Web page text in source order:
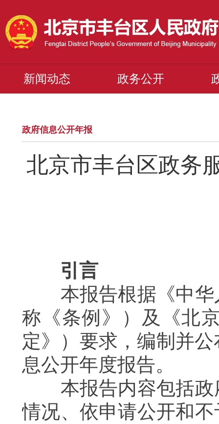
新闻动态 政务公开
政府信息公开年报
北京市丰台区政务
引言
本报告根据《中华
称《条例》） 及《北
定》）要求，编制并
息公开年度报告。
本报告内容包括政
情况、依申请公开和